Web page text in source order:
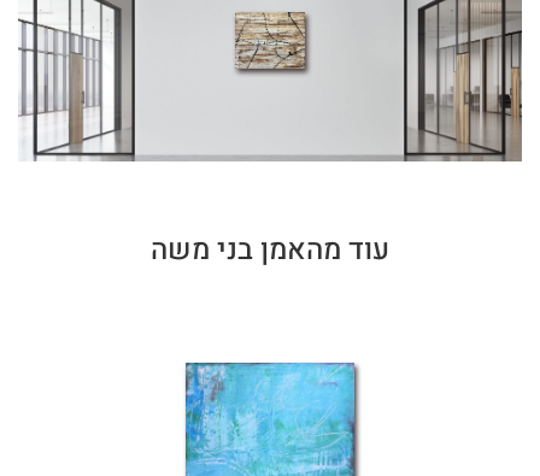
עוד מהאמן בני משה